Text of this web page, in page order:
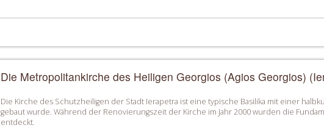
Die Metropolitankirche des Heiligen Georgios (Agios Georgios)
Die Kirche des Schutzheiligen der Stadt Ierapetra ist eine typische Basilika mit einer
gebaut wurde. Während der Renovierungszeit der Kirche im Jahr 2000 wurden die
entdeckt.